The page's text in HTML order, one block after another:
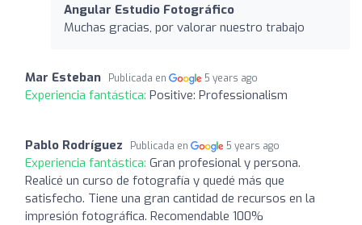
Angular Estudio Fotográfico
Muchas gracias, por valorar nuestro trabajo
Mar Esteban Publicada en 5 years ago
Experiencia fantástica: Positive: Professionalism
Pablo Rodríguez Publicada en 5 years ago
Experiencia fantástica: Gran profesional y persona.
Realicé un curso de fotografía y quedé más que
satisfecho. Tiene una gran cantidad de recursos en la
impresión fotográfica. Recomendable 100%